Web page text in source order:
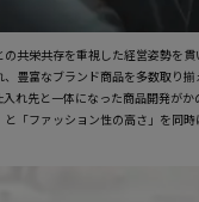
の共栄共存を重視した経営姿勢を
豊富なブランド商品を多数取り
れ先と一体になった商品開発が
と「ファッション性の高さ」を同